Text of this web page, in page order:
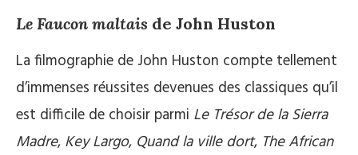
Le Faucon maltais de John Huston
La filmographie de John Huston compte tellement
d’immenses réussites devenues des classiques qu’il
est difficile de choisir parmi Le Trésor de la Sierra
Madre, Key Largo, Quand la ville dort, The African